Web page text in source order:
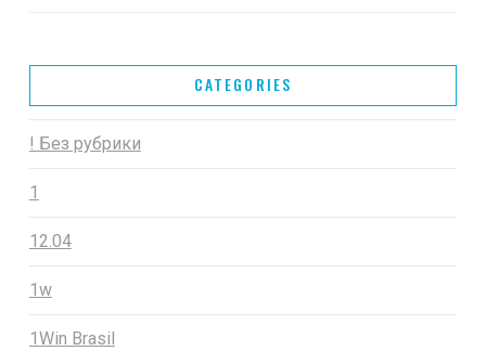
CATEGORIES
! Без рубрики
1
12.04
1w
1Win Brasil